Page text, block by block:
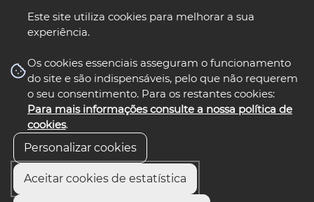
Este site utiliza cookies para melhorar a sua
experiência.
Os cookies essenciais asseguram o funcionamento
do site e são indispensáveis, pelo que não requerem
o seu consentimento. Para os restantes cookies:
Para mais informações consulte a nossa política de
cookies.
Personalizar cookies
Aceitar cookies de estatística
nos select language